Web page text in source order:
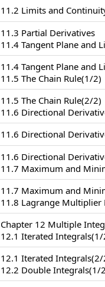
11.2 Limits and
11.3 Partial Derivatives
11.4 Tangent Plane and
11.4 Tangent Plane and
11.5 The Chain Rule(1/2)
11.5 The Chain Rule(2/2)
11.6 Directional
11.6 Directional
11.6 Directional
11.7 Maximum and
11.7 Maximum and
11.8 Lagrange Multiplier
Chapter 12 Multiple
12.1 Iterated Integrals(1/
12.1 Iterated Integrals(2/
12.2 Double Integrals(1/